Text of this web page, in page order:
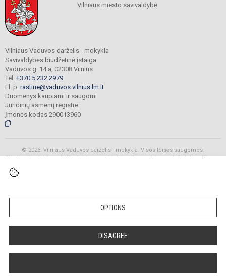
OPTIONS
DISAGREE
Vilniaus miesto savivaldybė
Vilniaus Vaduvos darželis - mokykla
Savivaldybės biudžetinė įstaiga
Vaduvos g. 14 a, 02308 Vilnius
Tel. +370 5 232 2979
El. p. rastine@vaduvos.vilnius.lm.lt
Duomenys kaupiami ir saugomi
Juridinių asmenų registre
Įmonės kodas 290013960
© 2023. Vilniaus Vaduvos darželis - mokykla. Visos teisės saugomos.
Kopijuoti turinį be raštiško įstaigos administracijos sutikimo griežtai draudžiama.